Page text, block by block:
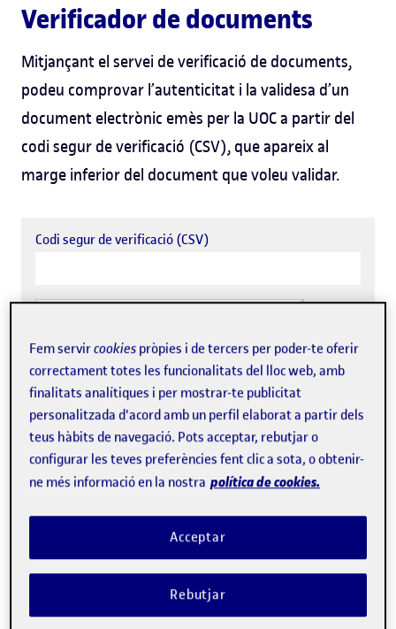
Verificador de documents
Mitjançant el servei de verificació de documents,
podeu comprovar l’autenticitat i la validesa d’un
document electrònic emès per la UOC a partir del
codi segur de verificació (CSV), que apareix al
marge inferior del document que voleu validar.
Codi segur de verificació (CSV)
Envia la consulta
consisteix en un conjunt de dígits que identifiquen
de manera única qualsevol dels documents
electrònics que emet la Universitat.
Fem servircookies pròpies i de tercers per poder-te oferir
correctament totes les funcionalitats del lloc web, amb
finalitats analítiques i per mostrar-te publicitat
personalitzada d'acord amb un perfil elaborat a partir dels
teus hàbits de navegació. Pots acceptar, rebutjar o
configurar les teves preferències fent clic a sota, o obtenir-
ne més informació en la nostra política de cookies.
Rebutjar
Acceptar